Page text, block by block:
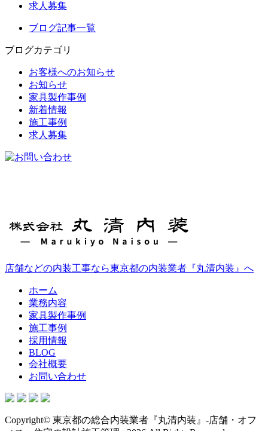
求人募集
ブログ記事一覧
ブログカテゴリ
お客様へのお知らせ
お知らせ
家具製作事例
新着情報
施工事例
求人募集
店舗などの内装工事なら東京都の内装業者『丸清内装』へ
ホーム
業務内容
家具製作事例
施工事例
採用情報
BLOG
会社概要
お問い合わせ
Copyright© 東京都の総合内装業者『丸清内装』-店舗・オフ